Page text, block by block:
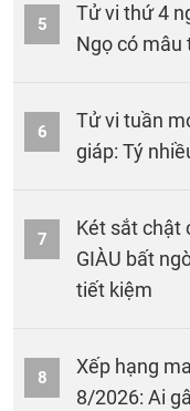
5
Tử vi thứ 4
Ngọ có mâu
6
Tử vi tuần
giáp: Tý
7
Két sắt chật
GIÀU bất
tiết kiệm
8
Xếp hạng
8/2026: Ai